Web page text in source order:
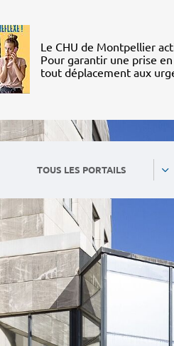
Le CHU de Montpellier
Pour garantir une prise
tout déplacement aux
TOUS LES PORTAILS